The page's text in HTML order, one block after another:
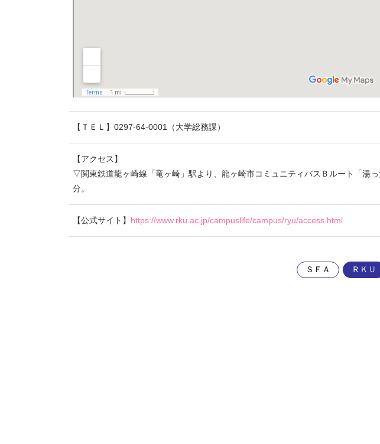
【ＴＥＬ】0297-64-0001（大学総務課）
【アクセス】
▽関東鉄道龍ヶ崎線「竜ヶ崎」駅より、龍ヶ崎市コミュニティバスＢルート「湯
分。
【公式サイト】 https://www.rku.ac.jp/campuslife/campus/ryu/access.html
ＳＦＡ ＲＫＵ